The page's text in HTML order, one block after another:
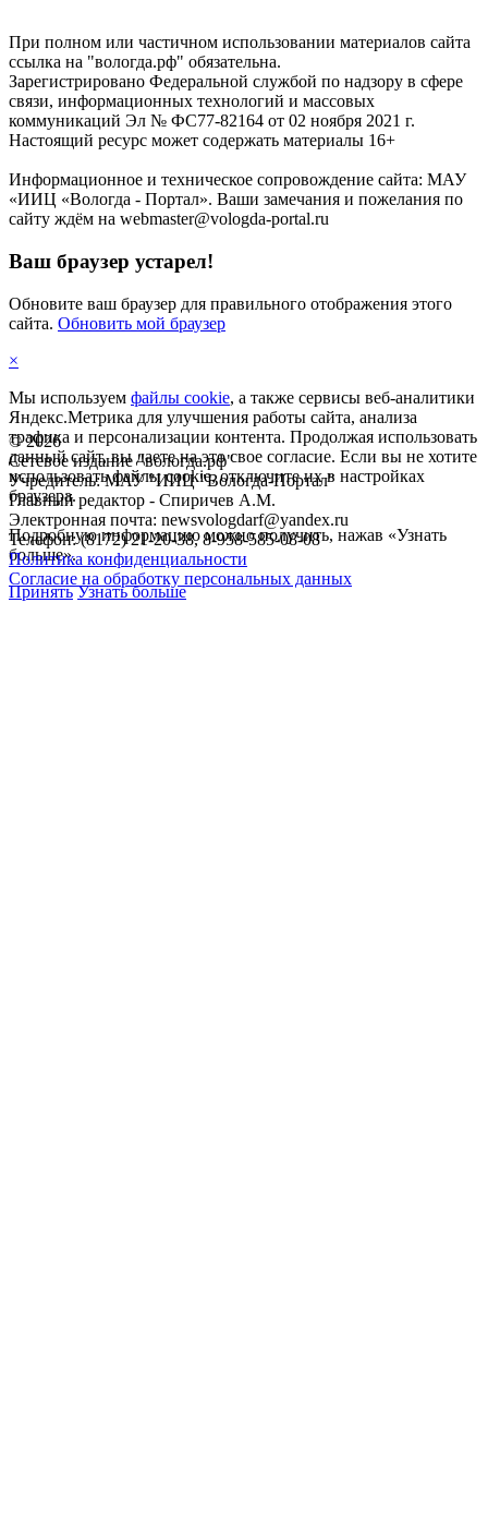
©2026
Сетевое издание "вологда.рф"
Учредитель: МАУ "ИИЦ "Вологда-Портал"
Главный редактор - Спиричев А.М.
Электронная почта: newsvologdarf@yandex.ru
Телефон: (8172) 21-20-38, 8-958-585-08-08
Политика конфиденциальности
Согласие на обработку персональных данных
При полном или частичном использовании материалов сайта
ссылка на "вологда.рф" обязательна.
Зарегистрировано Федеральной службой по надзору в сфере
связи, информационных технологий и массовых
коммуникаций Эл № ФС77-82164 от 02 ноября 2021 г.
Настоящий ресурс может содержать материалы 16+
Информационное и техническое сопровождение сайта: МАУ
«ИИЦ «Вологда - Портал». Ваши замечания и пожелания по
сайту ждём на webmaster@vologda-portal.ru
Ваш браузер устарел!
Обновите ваш браузер для правильного отображения этого
сайта. Обновить мой браузер
×
Мы используем файлы cookie, а также сервисы веб-аналитики
Яндекс.Метрика для улучшения работы сайта, анализа
трафика и персонализации контента. Продолжая использовать
данный сайт, вы даете на это свое согласие. Если вы не хотите
использовать файлы cookie, отключите их в настройках
браузера.
Подробную информацию можно получить, нажав «Узнать
больше».
Принять Узнать больше